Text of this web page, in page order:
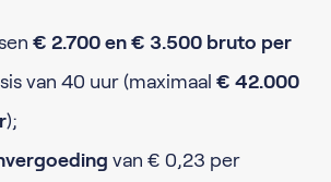
€ 2.700 en € 3.500 bruto per
van 40 uur (maximaal € 42.000
);
van € 0,23 per